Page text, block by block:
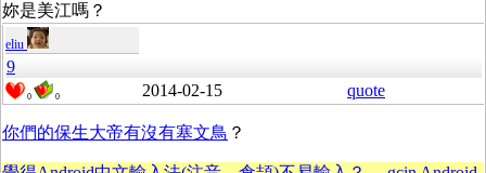
妳是美江嗎？
eliu
9
0 0 2014-02-15 quote
你們的保生大帝有沒有塞文鳥 ？